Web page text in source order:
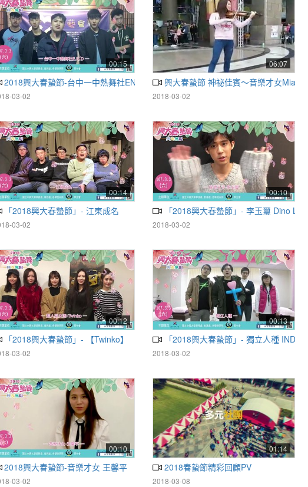
00:15
2018興大春蟄節-台中一中熱舞社END
03-02
06:07
興大春蟄節 神祕佳賓～音樂才女Mia
2018-03-02
00:14
「2018興大春蟄節」- 江東成名
03-02
00:10
「2018興大春蟄節」- 李玉璽 Dino Lee
2018-03-02
00:12
「2018興大春蟄節」- 【Twinko】
03-02
00:13
「2018興大春蟄節」- 獨立人種
2018-03-02
00:10
2018興大春蟄節-音樂才女 王馨平
03-02
01:14
2018春蟄節精彩回顧PV
2018-03-08